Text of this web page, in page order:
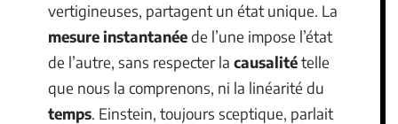
vertigineuses, partagent un état unique. La
mesure instantanéede l’une impose l’état
de l’autre, sans respecter la causalitételle
que nous la comprenons, ni la linéarité du
temps. Einstein, toujours sceptique, parlait